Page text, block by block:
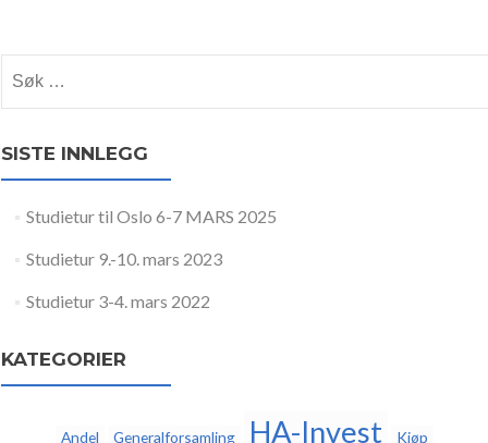
SISTE INNLEGG
Studietur til Oslo 6-7 MARS 2025
Studietur 9.-10. mars 2023
Studietur 3-4. mars 2022
KATEGORIER
Andel Generalforsamling HA-Invest Kjøp